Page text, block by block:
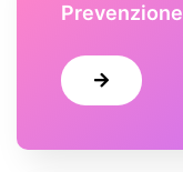
Prevenzione